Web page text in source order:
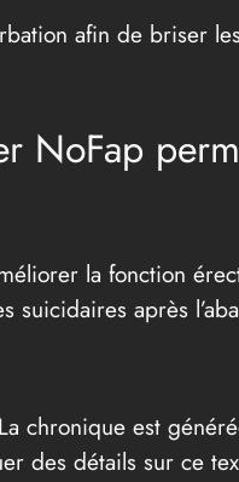
afin de briser
NoFap
la fonction
suicidaires après
chronique est
des détails sur ce